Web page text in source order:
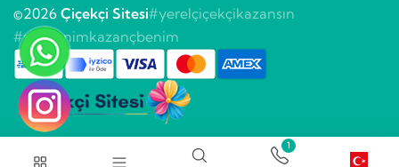
©2026 Çiçekçi Sitesi#yerelçiçekçikazansın
#sitebenimkazançbenim
1